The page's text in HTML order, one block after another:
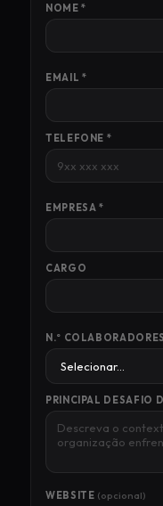
NOME *
EMAIL *
TELEFONE *
EMPRESA *
CARGO
N.º COLABORADORES
PRINCIPAL DESAFIO
WEBSITE (opcional)